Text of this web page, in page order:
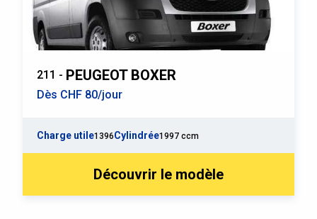
211 - PEUGEOT BOXER
Dès CHF 80/jour
Charge utile1396Cylindrée1997 ccm
Découvrir le modèle